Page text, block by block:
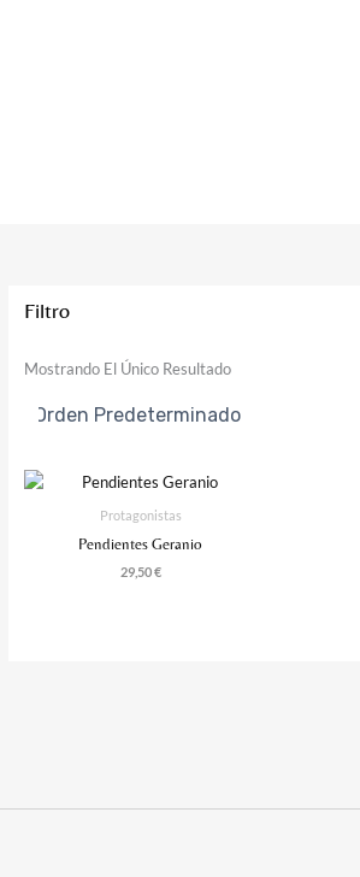
Filtro
Mostrando El Único Resultado
Protagonistas
Pendientes Geranio
29,50€